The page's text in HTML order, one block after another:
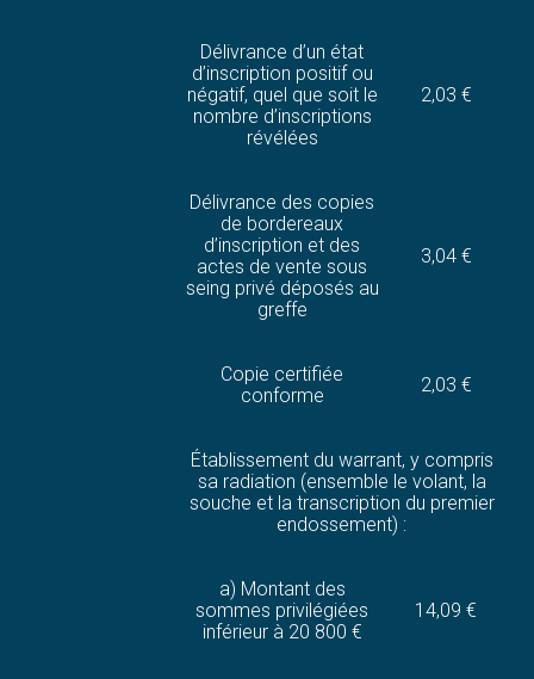
Délivrance d’un état
d’inscription positif ou
négatif, quel que soit le
nombre d’inscriptions
révélées
2,03 €
Délivrance des copies
de bordereaux
d’inscription et des
actes de vente sous
seing privé déposés au
greffe
3,04 €
Copie certifiée
conforme
2,03 €
Établissement du warrant, y compris
sa radiation (ensemble le volant, la
souche et la transcription du premier
endossement) :
a) Montant des
sommes privilégiées
inférieur à 20 800 €
14,09 €